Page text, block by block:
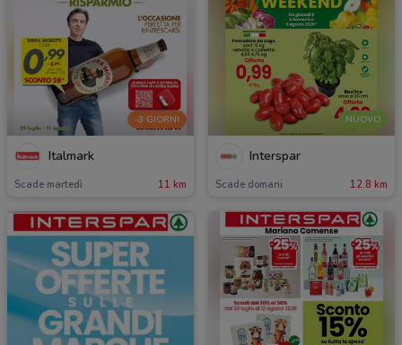
-3 GIORNI
Italmark
Scade martedì 11 km
NUOVO
Interspar
Scade domani 12.8 km